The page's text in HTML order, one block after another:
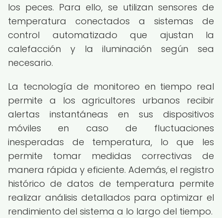
los peces. Para ello, se utilizan sensores de
temperatura conectados a sistemas de
control automatizado que ajustan la
calefacción y la iluminación según sea
necesario.
La tecnología de monitoreo en tiempo real
permite a los agricultores urbanos recibir
alertas instantáneas en sus dispositivos
móviles en caso de fluctuaciones
inesperadas de temperatura, lo que les
permite tomar medidas correctivas de
manera rápida y eficiente. Además, el registro
histórico de datos de temperatura permite
realizar análisis detallados para optimizar el
rendimiento del sistema a lo largo del tiempo.